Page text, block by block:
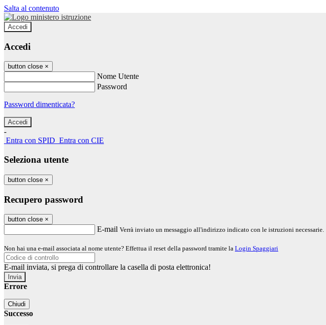
Salta al contenuto
Accedi
Accedi
button close ×
Nome Utente
Password
Password dimenticata?
-
Entra con SPID Entra con CIE
Seleziona utente
button close ×
Recupero password
button close ×
E-mail Verrà inviato un messaggio all'indirizzo indicato con le istruzioni necessarie.
Non hai una e-mail associata al nome utente? Effettua il reset della password tramite la Login Spaggiari
E-mail inviata, si prega di controllare la casella di posta elettronica!
Errore
Chiudi
Successo